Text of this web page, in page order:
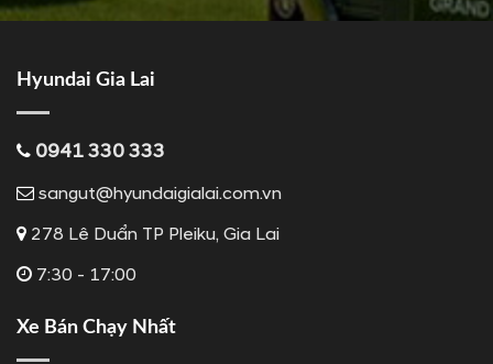
Hyundai Gia Lai
0941 330 333
sangut@hyundaigialai.com.vn
278 Lê Duẩn TP Pleiku, Gia Lai
7:30 - 17:00
Xe Bán Chạy Nhất